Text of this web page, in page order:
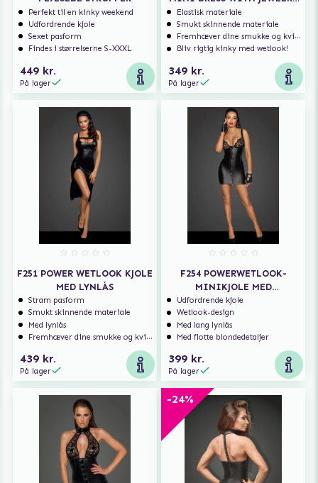
Perfekt til en kinky weekend
Udfordrende kjole
Sexet pasform
Findes i størrelserne S-XXXL
449 kr.
På lager
RHINESTONE CHAIN
Elastisk materiale
Smukt skinnende materiale
Fremhæver dine smukke og kvindelige former
Bliv rigtig kinky med wetlook!
349 kr.
På lager
F251 POWER WETLOOK KJOLE
MED LYNLÅS
Stram pasform
Smukt skinnende materiale
Med lynlås
Fremhæver dine smukke og kvindelige former
439 kr.
På lager
F254 POWERWETLOOK-
MINIKJOLE MED
BLONDESKÅLE OG LYNLÅS
Udfordrende kjole
Wetlook-design
Med lang lynlås
Med flotte blondedetaljer
399 kr.
På lager
-24%